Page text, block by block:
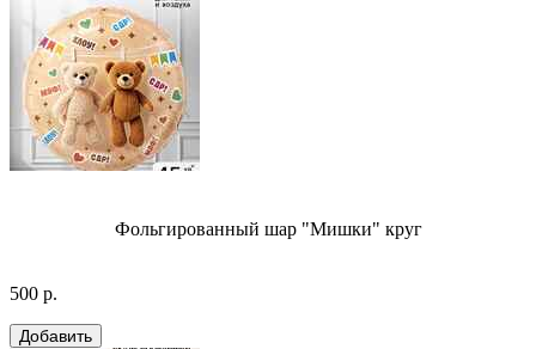
Фольгированный шар "Мишки" круг
500 р.